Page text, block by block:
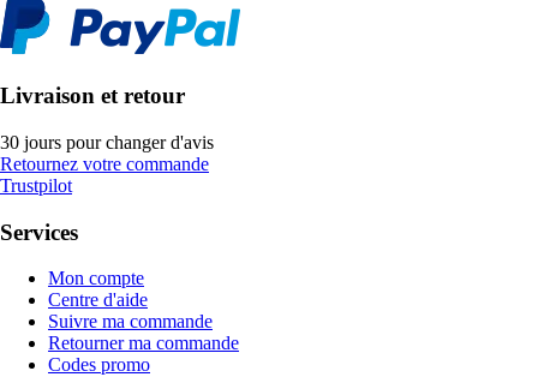
Livraison et retour
30 jours pour changer d'avis
Retournez votre commande
Trustpilot
Services
Mon compte
Centre d'aide
Suivre ma commande
Retourner ma commande
Codes promo